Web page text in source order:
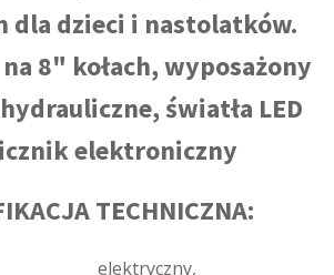
dla dzieci i nastolatków.
8" kołach, wyposażony
światła LED
elektroniczny
TECHNICZNA:
elektryczny,